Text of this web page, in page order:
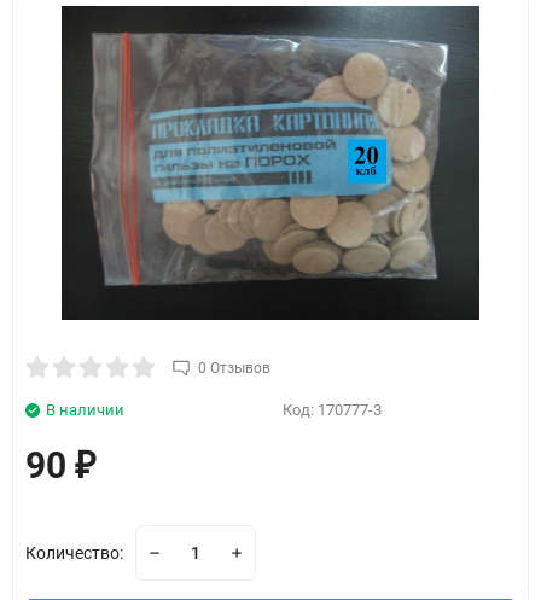
0 Отзывов
Код: 170777-3
В наличии
90 ₽
Количество: